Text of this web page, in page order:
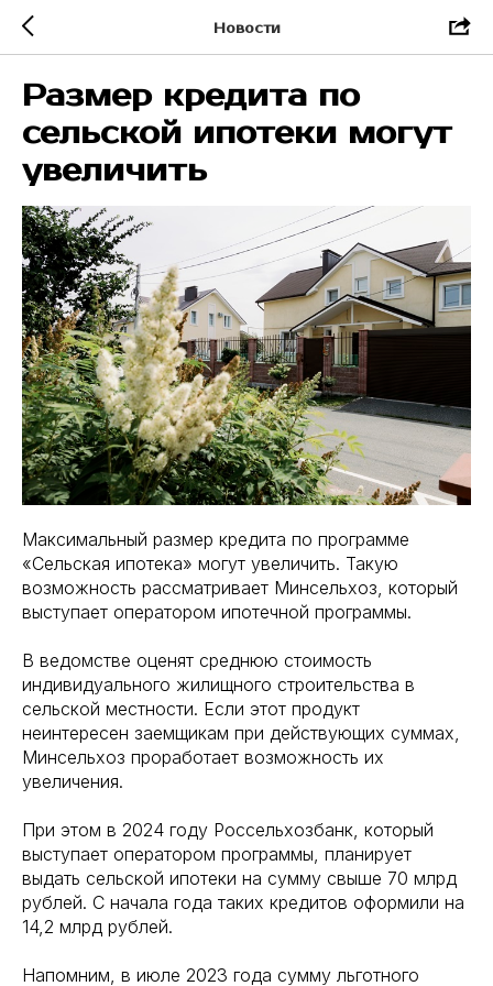
Новости
Размер кредита по
сельской ипотеки могут
увеличить
Максимальный размер кредита по программе
«Сельская ипотека» могут увеличить. Такую
возможность рассматривает Минсельхоз, который
выступает оператором ипотечной программы.
В ведомстве оценят среднюю стоимость
индивидуального жилищного строительства в
сельской местности. Если этот продукт
неинтересен заемщикам при действующих суммах,
Минсельхоз проработает возможность их
увеличения.
При этом в 2024 году Россельхозбанк, который
выступает оператором программы, планирует
выдать сельской ипотеки на сумму свыше 70 млрд
рублей. С начала года таких кредитов оформили на
14,2 млрд рублей.
Напомним, в июле 2023 года сумму льготного